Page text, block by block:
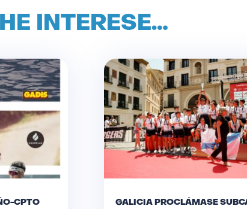
INTERESE…
CPTO
GALICIA PROCLÁMASE